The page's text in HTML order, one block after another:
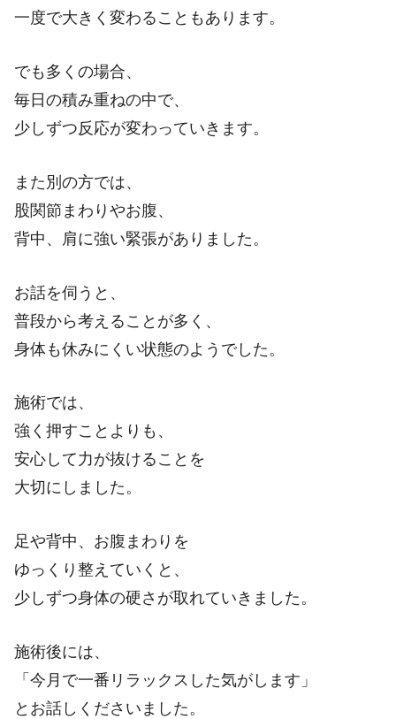
一度で大きく変わることもあります。
でも多くの場合、
毎日の積み重ねの中で、
少しずつ反応が変わっていきます。
また別の方では、
股関節まわりやお腹、
背中、肩に強い緊張がありました。
お話を伺うと、
普段から考えることが多く、
身体も休みにくい状態のようでした。
施術では、
強く押すことよりも、
安心して力が抜けることを
大切にしました。
足や背中、お腹まわりを
ゆっくり整えていくと、
少しずつ身体の硬さが取れていきました。
施術後には、
「今月で一番リラックスした気がします」
とお話しくださいました。